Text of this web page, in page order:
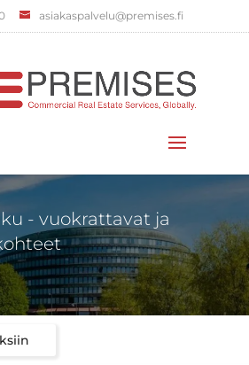
asiakaspalvelu@premises.fi
- vuokrattavat ja